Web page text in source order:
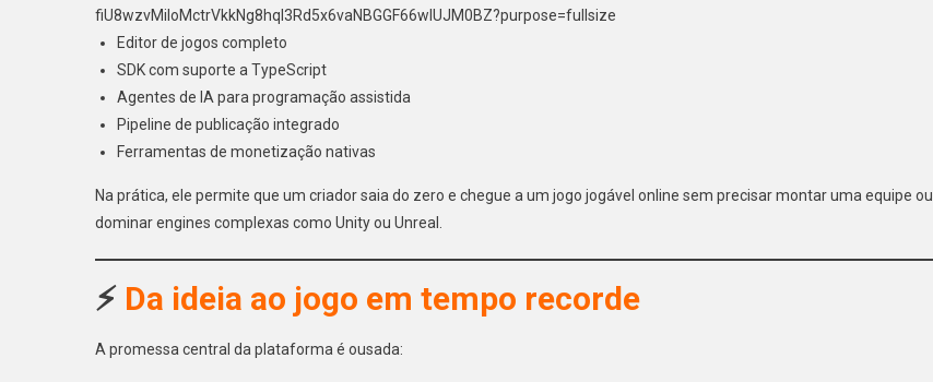
Editor de jogos completo
SDK com suporte a TypeScript
Agentes de IA para programação assistida
Pipeline de publicação integrado
Ferramentas de monetização nativas
Na prática, ele permite que um criador saia do zero e chegue a um jogo jogável online sem precisar montar uma equipe ou
dominar engines complexas como Unity ou Unreal.
⚡ Da ideia ao jogo em tempo recorde
A promessa central da plataforma é ousada: